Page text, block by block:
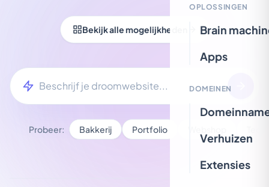
OPLOSSINGEN
Brain
Apps
DOMEINEN
Verhuizen
Extensies
Bekijk alle mogelijkheden
Probeer: Bakkerij Portfolio